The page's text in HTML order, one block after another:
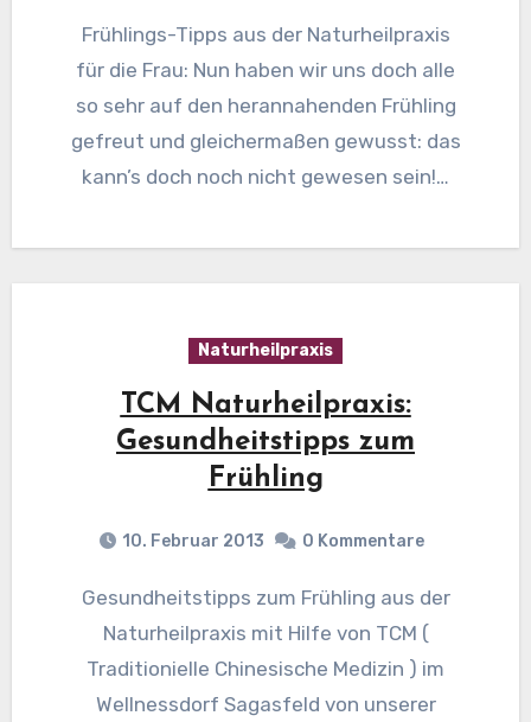
Frühlings-Tipps aus der Naturheilpraxis
für die Frau: Nun haben wir uns doch alle
so sehr auf den herannahenden Frühling
gefreut und gleichermaßen gewusst: das
kann’s doch noch nicht gewesen sein!…
Naturheilpraxis
TCM Naturheilpraxis:
Gesundheitstipps zum
Frühling
10. Februar 2013 0 Kommentare
Gesundheitstipps zum Frühling aus der
Naturheilpraxis mit Hilfe von TCM (
Traditionielle Chinesische Medizin ) im
Wellnessdorf Sagasfeld von unserer